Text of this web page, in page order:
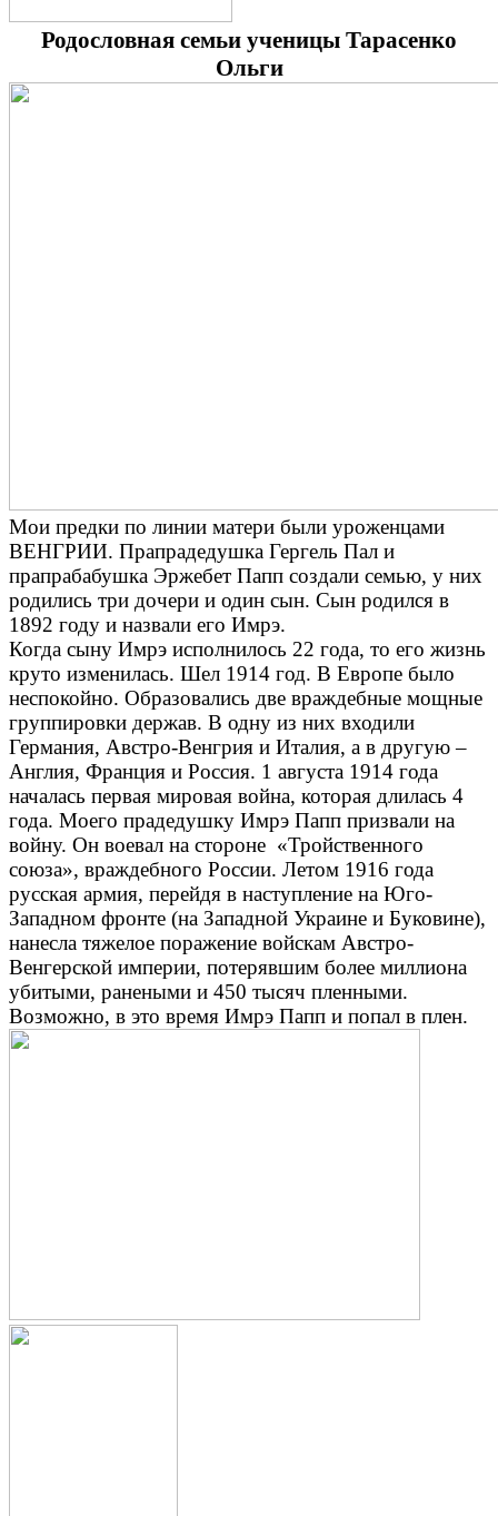
Родословная семьи ученицы Тарасенко
Ольги
Мои предки по линии матери были уроженцами
ВЕНГРИИ. Прапрадедушка Гергель Пал и
прапрабабушка Эржебет Папп создали семью, у них
родились три дочери и один сын. Сын родился в
1892 году и назвали его Имрэ.
Когда сыну Имрэ исполнилось 22 года, то его жизнь
круто изменилась. Шел 1914 год. В Европе было
неспокойно. Образовались две враждебные мощные
группировки держав. В одну из них входили
Германия, Австро-Венгрия и Италия, а в другую –
Англия, Франция и Россия. 1 августа 1914 года
началась первая мировая война, которая длилась 4
года. Моего прадедушку Имрэ Папп призвали на
войну. Он воевал на стороне «Тройственного
союза», враждебного России. Летом 1916 года
русская армия, перейдя в наступление на Юго-
Западном фронте (на Западной Украине и Буковине),
нанесла тяжелое поражение войскам Австро-
Венгерской империи, потерявшим более миллиона
убитыми, ранеными и 450 тысяч пленными.
Возможно, в это время Имрэ Папп и попал в плен.